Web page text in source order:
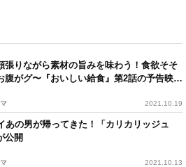
張りながら素材の旨みを味わう！食欲そそ
腹がグ〜『おいしい給食』第2話の予告映像
2021.10.19
あの男が帰ってきた！「カリカリッジュ
公開
2021.10.13